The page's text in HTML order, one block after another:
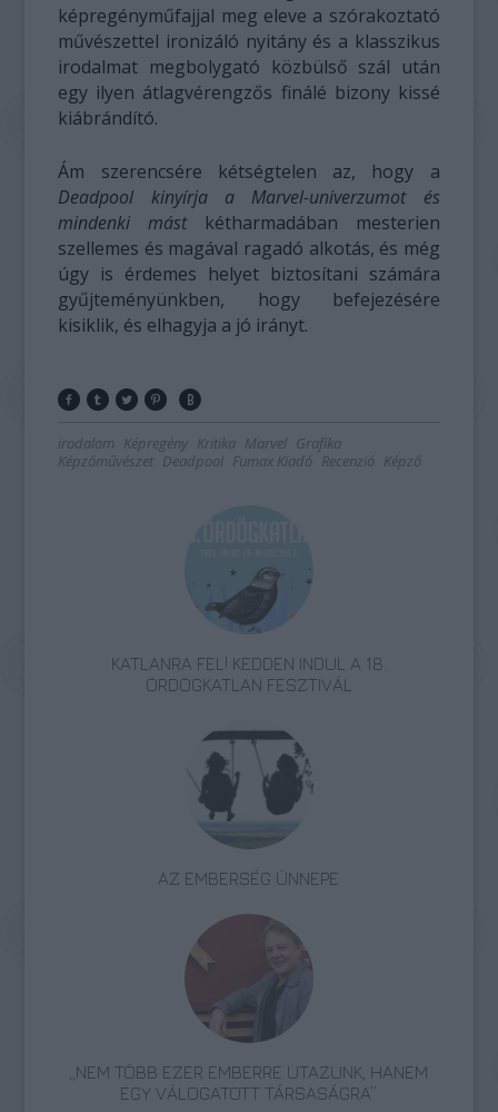
képregényműfajjal meg eleve a szórakoztató
művészettel ironizáló nyitány és a klasszikus
irodalmat megbolygató közbülső szál után
egy ilyen átlagvérengzős finálé bizony kissé
kiábrándító.
Ám szerencsére kétségtelen az, hogy a
Deadpool kinyírja a Marvel-univerzumot és
mindenki mástkétharmadában mesterien
szellemes és magával ragadó alkotás, és még
úgy is érdemes helyet biztosítani számára
gyűjteményünkben, hogy befejezésére
kisiklik, és elhagyja a jó irányt.
irodalom Képregény Kritika Marvel Grafika
Képzőművészet Deadpool Fumax Kiadó Recenzió Képző
KATLANRA FEL! KEDDEN INDUL A 18.
ÖRDÖGKATLAN FESZTIVÁL
AZ EMBERSÉG ÜNNEPE
„NEM TÖBB EZER EMBERRE UTAZUNK, HANEM
EGY VÁLOGATOTT TÁRSASÁGRA”